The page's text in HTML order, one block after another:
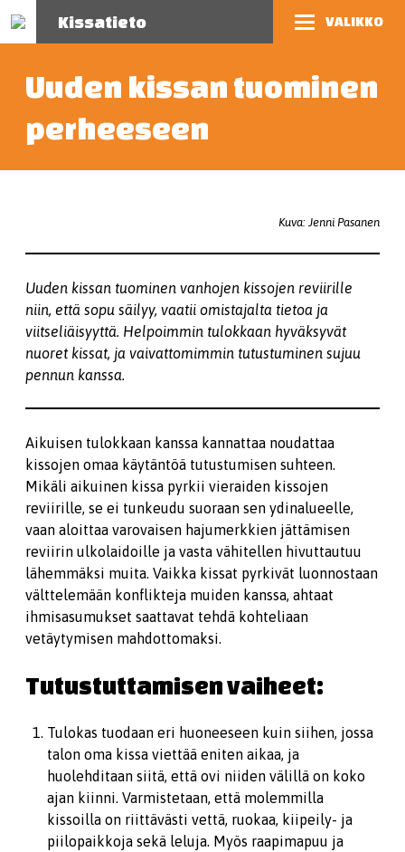
Kissatieto VALIKKO
Uuden kissan tuominen
perheeseen
Kuva: Jenni Pasanen
Uuden kissan tuominen vanhojen kissojen reviirille
niin, että sopu säilyy, vaatii omistajalta tietoa ja
viitseliäisyyttä. Helpoimmin tulokkaan hyväksyvät
nuoret kissat, ja vaivattomimmin tutustuminen sujuu
pennun kanssa.
Aikuisen tulokkaan kanssa kannattaa noudattaa
kissojen omaa käytäntöä tutustumisen suhteen.
Mikäli aikuinen kissa pyrkii vieraiden kissojen
reviirille, se ei tunkeudu suoraan sen ydinalueelle,
vaan aloittaa varovaisen hajumerkkien jättämisen
reviirin ulkolaidoille ja vasta vähitellen hivuttautuu
lähemmäksi muita. Vaikka kissat pyrkivät luonnostaan
välttelemään konflikteja muiden kanssa, ahtaat
ihmisasumukset saattavat tehdä kohteliaan
vetäytymisen mahdottomaksi.
Tutustuttamisen vaiheet:
Tulokas tuodaan eri huoneeseen kuin siihen, jossa
talon oma kissa viettää eniten aikaa, ja
huolehditaan siitä, että ovi niiden välillä on koko
ajan kiinni. Varmistetaan, että molemmilla
kissoilla on riittävästi vettä, ruokaa, kiipeily- ja
piilopaikkoja sekä leluja. Myös raapimapuu ja